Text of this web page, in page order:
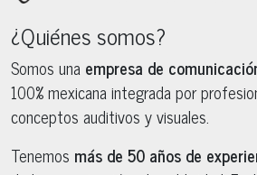
¿Quiénes somos?
Somos una empresa de
100% mexicana integrada por
conceptos auditivos y visuales.
Tenemos más de 50 años de